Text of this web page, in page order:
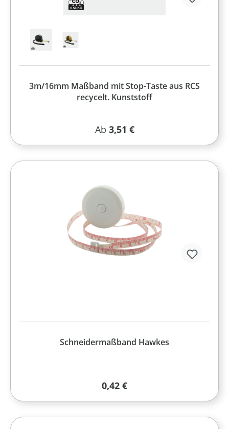
3m/16mm Maßband mit Stop-Taste aus RCS
recycelt. Kunststoff
Regulärer Preis:
Ab 3,51 €
Schneidermaßband Hawkes
Regulärer Preis:
0,42 €